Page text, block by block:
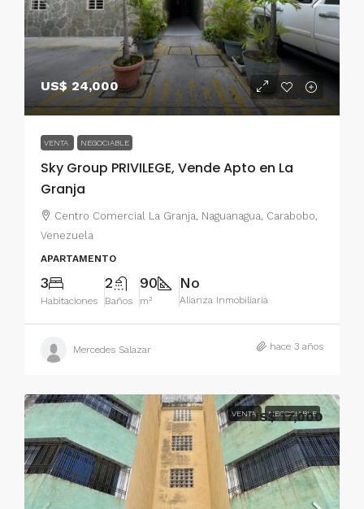
US$ 24,000
VENTA NEGOCIABLE
Sky Group PRIVILEGE, Vende Apto en La
Granja
Centro Comercial La Granja, Naguanagua, Carabobo,
Venezuela
APARTAMENTO
3
Habitaciones
2
Baños
90
m²
No
Alianza Inmobiliaria
Mercedes Salazar hace 3 años
VENTA NEGOCIABLE
US$ 17,000